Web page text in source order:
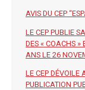
AVIS DU CEP
LE CEP PUBLIE
DES « COACHS »
ANS LE 26
LE CEP DÉVOILE
PUBLICATION